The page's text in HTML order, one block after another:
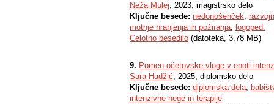
Neža Mulej, 2023, magistrsko delo
Ključne besede: nedonošenček,
motnje hranjenja in požiranja, logoped.
Celotno besedilo (datoteka, 3,78 MB)
9. Pomen očetovske vloge v enoti
Sara Hadžić, 2025, diplomsko delo
Ključne besede: diplomska dela,
intenzivne nege in terapije